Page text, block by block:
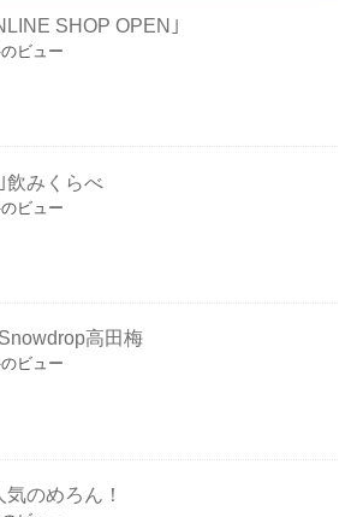
SHOP OPEN｣
ビュー
飲みくらべ
ビュー
高田梅
ビュー
のめろん！